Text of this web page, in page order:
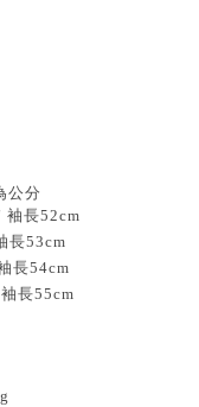
公分
長52cm
長53cm
長54cm
長55cm